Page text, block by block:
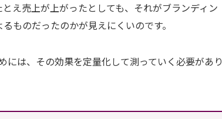
え売上が上がったとしても、それがブランディン
ものだったのかが見えにくいのです。
には、その効果を定量化して測っていく必要があり